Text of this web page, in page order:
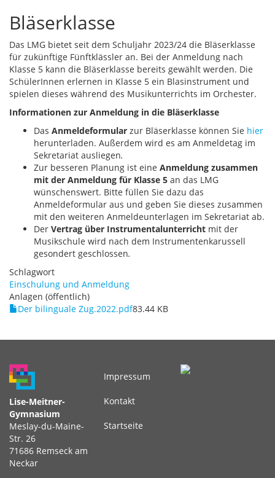
Bläserklasse
Das LMG bietet seit dem Schuljahr 2023/24 die Bläserklasse
für zukünftige Fünftklässler an. Bei der Anmeldung nach
Klasse 5 kann die Bläserklasse bereits gewählt werden. Die
SchülerInnen erlernen in Klasse 5 ein Blasinstrument und
spielen dieses während des Musikunterrichts im Orchester.
Informationen zur Anmeldung in die Bläserklasse
Das Anmeldeformular zur Bläserklasse können Sie hier
herunterladen. Außerdem wird es am Anmeldetag im
Sekretariat ausliegen.
Zur besseren Planung ist eine Anmeldung zusammen
mit der Anmeldung für Klasse 5 an das LMG
wünschenswert. Bitte füllen Sie dazu das
Anmeldeformular aus und geben Sie dieses zusammen
mit den weiteren Anmeldeunterlagen im Sekretariat ab.
Der Vertrag über Instrumentalunterricht mit der
Musikschule wird nach dem Instrumentenkarussell
gesondert geschlossen.
Schlagwort
Einschulung und Anmeldung
Anlagen (öffentlich)
Der bilinguale Zug.2022.pdf83.44 KB
Lise-Meitner-
Gymnasium
Meslay-du-Maine-
Str. 26
71686 Remseck am
Neckar
Fußbereichsmenü
Impressum
Kontakt
Startseite